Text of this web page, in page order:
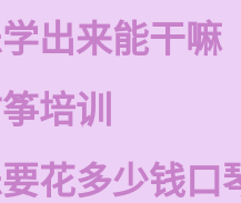
出来能干嘛
培训
花多少钱口